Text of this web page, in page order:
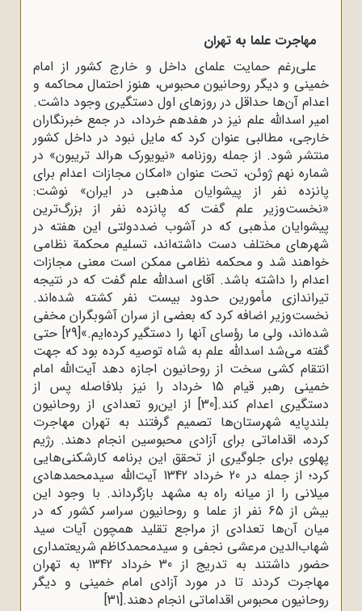
مهاجرت علما به تهران
علی‌رغم حمایت علمای داخل و خارج کشور از امام
خمینی و دیگر روحانیون محبوس، هنوز احتمال محاکمه و
اعدام آن‌ها حداقل در روزهای اول دستگیری وجود داشت.
امیر اسدالله علم نیز در هفدهم خرداد، در جمع خبرنگاران
خارجی‌، مطالبی عنوان کرد که مایل نبود در داخل کشور
منتشر شود. از جمله روزنامه «نیویورک هرالد تریبون‌» در
شماره نهم ژوئن‌، تحت عنوان «امکان مجازات اعدام برای
پانزده نفر از پیشوایان مذهبی در ایران‌» نوشت‌:
«نخست‌وزیر علم گفت که پانزده نفر از بزرگ‌ترین
پیشوایان مذهبی که در آشوب ضددولتی این هفته در
شهرهای مختلف دست داشته‌اند، تسلیم محکمة نظامی
خواهند شد و محکمه نظامی ممکن است معنی مجازات
اعدام را داشته باشد. آقای اسدالله علم گفت که در نتیجه
تیراندازی مأمورین حدود بیست نفر کشته شده‌اند.
نخست‌وزیر اضافه کرد که بعضی از سران آشوبگران مخفی
شده‌اند، ولی ما رؤسای آنها را دستگیر کرده‌ایم.»[29]
حتی
گفته می‌شد اسدالله علم به شاه توصیه کرده بود که جهت
انتقام کشی سخت از روحانیون اجازه دهد آیت‌الله امام
خمینی رهبر قیام 15 خرداد را نیز بلافاصله پس از
دستگیری اعدام کند.[30]
از این‌رو تعدادی از روحانیون
بلندپایه شهرستان‌ها تصمیم گرفتند به تهران مهاجرت
کرده، اقداماتی برای آزادی محبوسین انجام دهند. رژیم
پهلوی برای جلوگیری از تحقق این برنامه کارشکنی‌هایی
کرد؛ از جمله در 20 خرداد 1342 آیت‌الله سیدمحمدهادی
میلانی را از میانه راه به مشهد بازگرداند. با وجود این
بیش از 65 نفر از علما و روحانیون سراسر کشور که در
میان آن‌ها تعدادی از مراجع تقلید همچون آیات سید
شهاب‌الدین مرعشی نجفی و سیدمحمدکاظم شریعتمداری
حضور داشتند به تدریج از 30 خرداد 1342 به تهران
مهاجرت کردند تا در مورد آزادی امام خمینی و دیگر
روحانیون محبوس اقداماتی انجام دهند.[31]